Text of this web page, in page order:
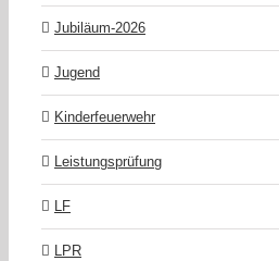
Jubiläum-2026
Jugend
Kinderfeuerwehr
Leistungsprüfung
LF
LPR